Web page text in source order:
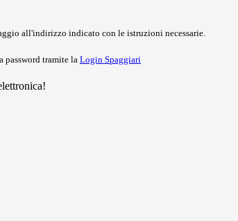
all'indirizzo indicato con le istruzioni necessarie.
password tramite la Login Spaggiari